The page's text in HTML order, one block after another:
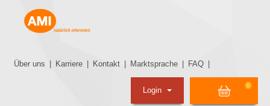
Über uns Karriere Kontakt Marktsprache FAQ
0
Login